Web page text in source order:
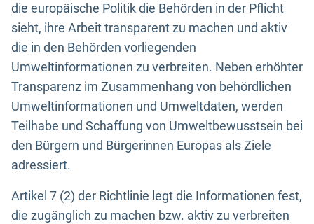
die europäische Politik die Behörden in der Pflicht
sieht, ihre Arbeit transparent zu machen und aktiv
die in den Behörden vorliegenden
Umweltinformationen zu verbreiten. Neben erhöhter
Transparenz im Zusammenhang von behördlichen
Umweltinformationen und Umweltdaten, werden
Teilhabe und Schaffung von Umweltbewusstsein bei
den Bürgern und Bürgerinnen Europas als Ziele
adressiert.
Artikel 7 (2) der Richtlinie legt die Informationen fest,
die zugänglich zu machen bzw. aktiv zu verbreiten